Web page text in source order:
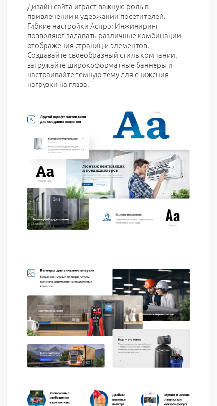
Дизайн сайта играет важную роль в
привлечении и удержании посетителей.
Гибкие настройки Аспро: Инжиниринг
позволяют задавать различные комбинации
отображения страниц и элементов.
Создавайте своеобразный стиль компании,
загружайте широкоформатные баннеры и
настраивайте темную тему для снижения
нагрузки на глаза.